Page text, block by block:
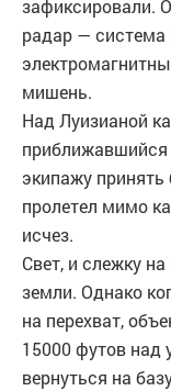
зафиксировали.
радар — система
мишень.
Над Луизианой
приближавшийся
экипажу принять
пролетел мимо
исчез.
Свет, и слежку
земли. Однако
на перехват,
15000 футов над
вернуться на